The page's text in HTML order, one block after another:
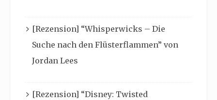
[Rezension] “Whisperwicks – Die
Suche nach den Flüsterflammen” von
Jordan Lees
[Rezension] “Disney: Twisted